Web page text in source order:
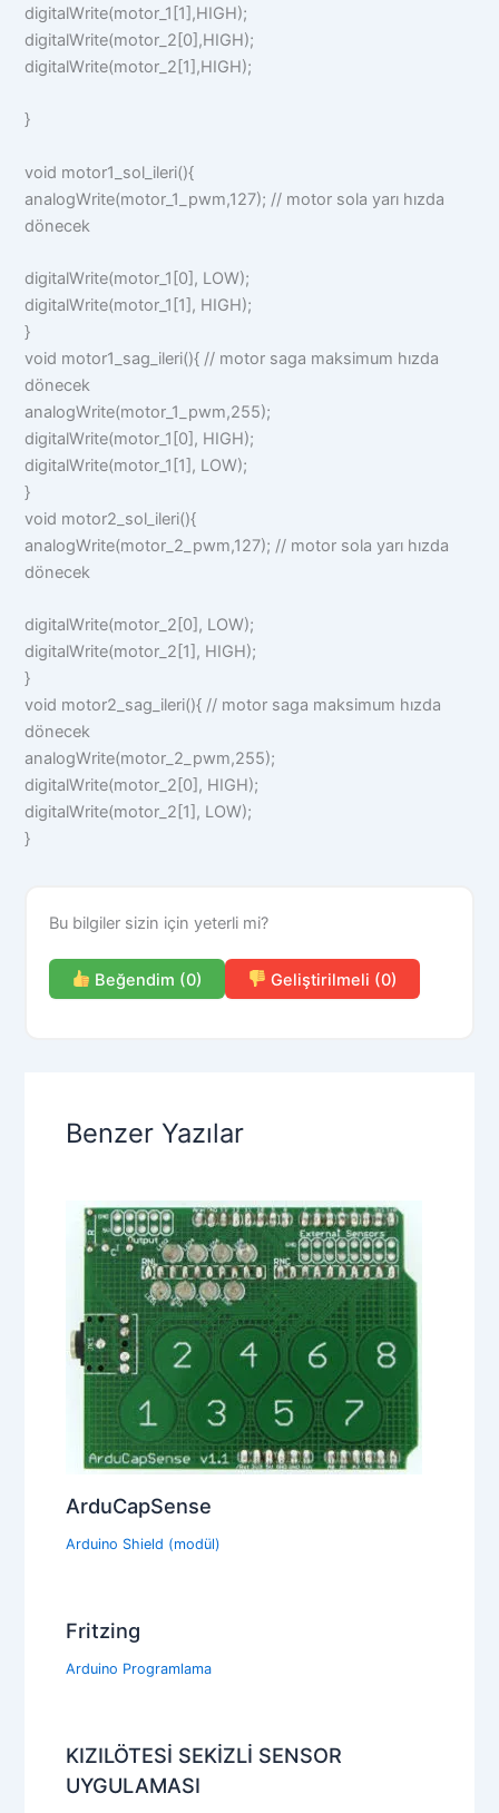
digitalWrite(motor_1[1],HIGH);
digitalWrite(motor_2[0],HIGH);
digitalWrite(motor_2[1],HIGH);
}
void motor1_sol_ileri(){
analogWrite(motor_1_pwm,127); // motor sola yarı hızda
dönecek
digitalWrite(motor_1[0], LOW);
digitalWrite(motor_1[1], HIGH);
}
void motor1_sag_ileri(){ // motor saga maksimum hızda
dönecek
analogWrite(motor_1_pwm,255);
digitalWrite(motor_1[0], HIGH);
digitalWrite(motor_1[1], LOW);
}
void motor2_sol_ileri(){
analogWrite(motor_2_pwm,127); // motor sola yarı hızda
dönecek
digitalWrite(motor_2[0], LOW);
digitalWrite(motor_2[1], HIGH);
}
void motor2_sag_ileri(){ // motor saga maksimum hızda
dönecek
analogWrite(motor_2_pwm,255);
digitalWrite(motor_2[0], HIGH);
digitalWrite(motor_2[1], LOW);
}
Bu bilgiler sizin için yeterli mi?
Beğendim (0) Geliştirilmeli (0)
Benzer Yazılar
ArduCapSense
Arduino Shield (modül)
Fritzing
Arduino Programlama
KIZILÖTESİ SEKİZLİ SENSOR
UYGULAMASI